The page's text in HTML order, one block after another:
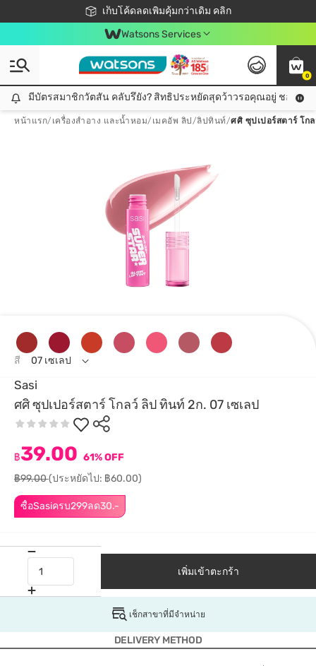
เก็บโค้ดลดเพิ่มคุ้มกว่าเดิม คลิก
ชอปออนไลน์ครั้งแรก ลดเพิ่มจุก ๆ 10%! 🎉
📦ส่งฟรี! เมื่อชอป 499฿
สมาชิกวัตสัน คลับดียังไง?
Watsons Services
0
มีบัตรสมาชิกวัตสัน คลับรึยัง? สิทธิประหยัดสุดว้าวรอคุณอยู่ ชอปคุ้มกว่าเดิม คลิก!
มีบัตรสมาชิกวัตสัน คลับรึยัง? สิทธิประหยัดสุดว้าวรอคุณอยู่ ชอปคุ้มก
หน้าแรก/ เครื่องสำอาง และน้ำหอม/ เมคอัพ ลิป /ลิปทินท์/ศศิ ซุปเปอร์สตาร์ โก
Sasi
ศศิ ซุปเปอร์สตาร์ โกลว์ ลิป ทินท์ 2ก. 07 เซเลป
ซื้อSasiครบ299ลด30.-
฿39.00 61% OFF
฿99.00(ประหยัดไป: ฿60.00)
สี 07 เซเลป
เพิ่มเข้าตะกร้า
เช็กสาขาที่มีจำหน่าย
DELIVERY METHOD